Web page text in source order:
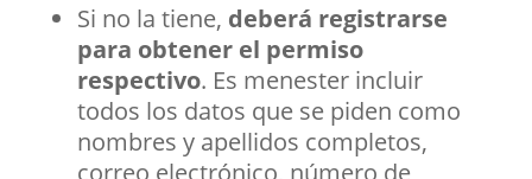
Si no la tiene, deberá registrarse
para obtener el permiso
respectivo. Es menester incluir
todos los datos que se piden como
nombres y apellidos completos,
correo electrónico, número de